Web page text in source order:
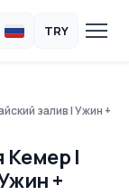
TRY
залив | Ужин +
Кемер |
+